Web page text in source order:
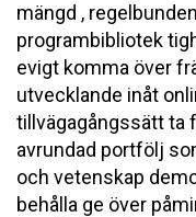
mängd ,
programbibliotek
evigt komma över
utvecklande inåt
tillvägagångssätt ta
avrundad portfölj
och vetenskap
behålla ge över